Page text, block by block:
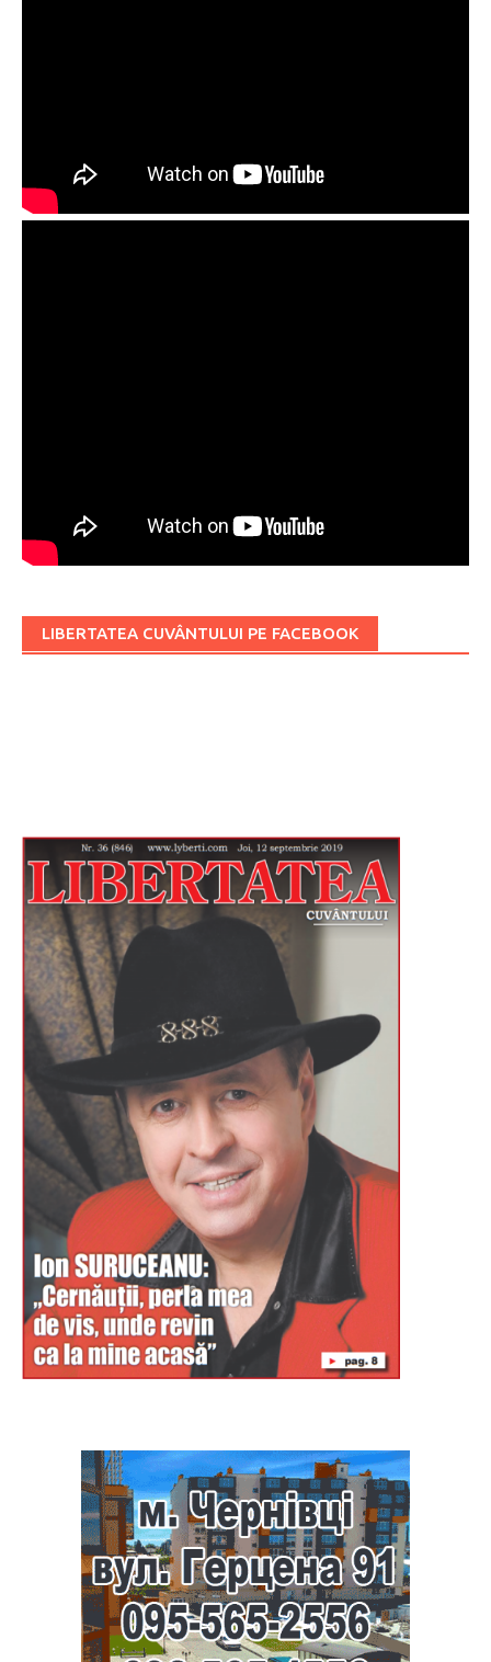
LIBERTATEA CUVÂNTULUI PE FACEBOOK